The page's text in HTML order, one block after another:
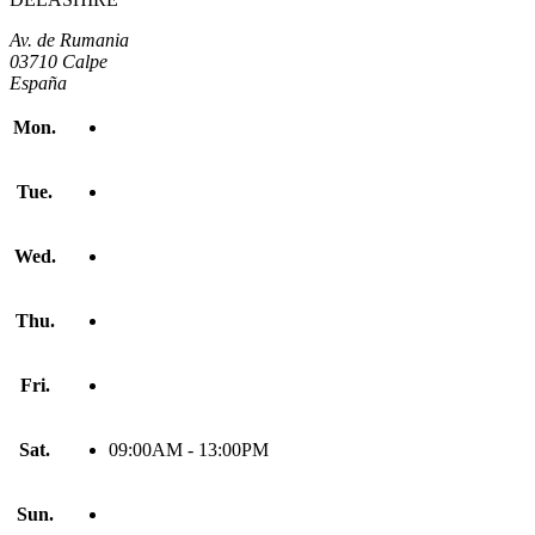
Av. de Rumania
03710 Calpe
España
Mon.
Tue.
Wed.
Thu.
Fri.
Sat. 09:00AM - 13:00PM
Sun.